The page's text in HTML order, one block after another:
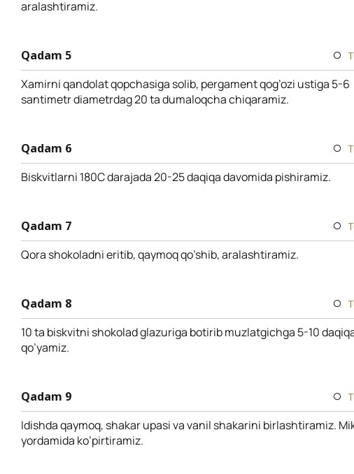
aralashtiramiz.
Qadam 5
Xamirni qandolat qopchasiga solib, pergament qog’ozi ustiga 5-6
santimetr diametrdag 20 ta dumaloqcha chiqaramiz.
Qadam 6
Biskvitlarni 180C darajada 20-25 daqiqa davomida pishiramiz.
Qadam 7
Qora shokoladni eritib, qaymoq qo’shib, aralashtiramiz.
Qadam 8
10 ta biskvitni shokolad glazuriga botirib muzlatgichga 5-10
qo’yamiz.
Qadam 9
Idishda qaymoq, shakar upasi va vanil shakarini birlashtiramiz.
yordamida ko’pirtiramiz.